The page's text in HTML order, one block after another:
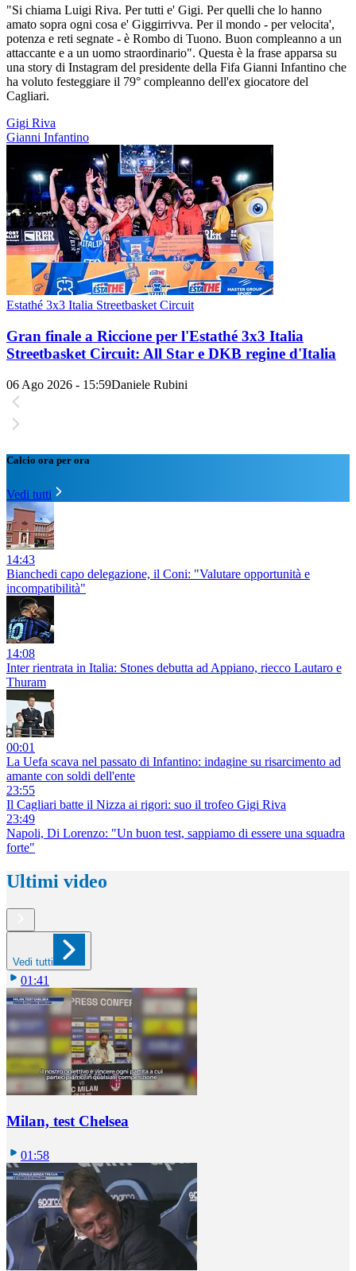
"Si chiama Luigi Riva. Per tutti e' Gigi. Per quelli che lo hanno
amato sopra ogni cosa e' Giggirrivva. Per il mondo - per velocita',
potenza e reti segnate - è Rombo di Tuono. Buon compleanno a un
attaccante e a un uomo straordinario". Questa è la frase apparsa su
una story di Instagram del presidente della Fifa Gianni Infantino che
ha voluto festeggiare il 79° compleanno dell'ex giocatore del
Cagliari.
Gigi Riva
Gianni Infantino
Estathé 3x3 Italia Streetbasket Circuit
Gran finale a Riccione per l'Estathé 3x3 Italia
Streetbasket Circuit: All Star e DKB regine d'Italia
06 Ago 2026 - 15:59Daniele Rubini
Calcio ora per ora
Vedi tutti
14:43
Bianchedi capo delegazione, il Coni: "Valutare opportunità e
incompatibilità"
14:08
Inter rientrata in Italia: Stones debutta ad Appiano, riecco Lautaro e
Thuram
00:01
La Uefa scava nel passato di Infantino: indagine su risarcimento ad
amante con soldi dell'ente
23:55
Il Cagliari batte il Nizza ai rigori: suo il trofeo Gigi Riva
23:49
Napoli, Di Lorenzo: "Un buon test, sappiamo di essere una squadra
forte"
Ultimi video
Vedi tutti
01:41
Milan, test Chelsea
01:58